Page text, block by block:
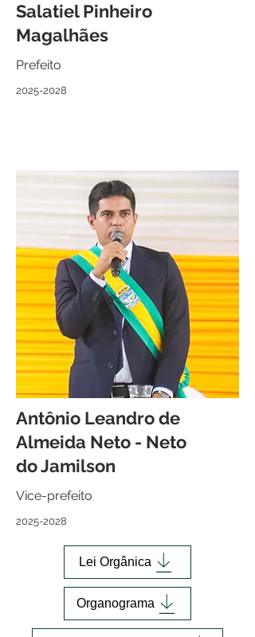
Salatiel Pinheiro
Magalhães
Prefeito
2025-2028
Antônio Leandro de
Almeida Neto - Neto
do Jamilson
Vice-prefeito
2025-2028
Lei Orgânica
Organograma